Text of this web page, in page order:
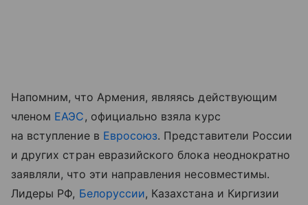
Напомним, что Армения, являясь действующим
членом ЕАЭС, официально взяла курс
на вступление в Евросоюз. Представители России
и других стран евразийского блока неоднократно
заявляли, что эти направления несовместимы.
Лидеры РФ, Белоруссии, Казахстана и Киргизии